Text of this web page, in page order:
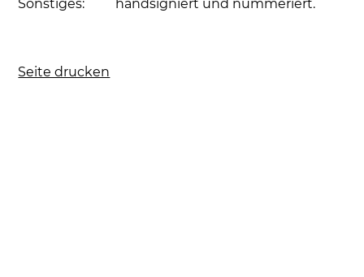
Sonstiges:
handsigniert und nummeriert.
Seite drucken